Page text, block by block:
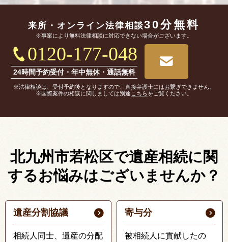
来所・オンライン法律相談30分無料
※事案により無料法律相談に対応できない場合がございます。
0120-177-048
24時間予約受付・年中無休・通話無料
※法律相談は、受付予約後となりますので、直接弁護士にはお繋ぎできません。
※国際案件の相談に関しましては別途 こちらをご覧ください。
北九州市若松区で遺産相続に関
するお悩みはございませんか？
遺産分割協議
相続人同士、遺産の分配
寄与分
被相続人に貢献したの